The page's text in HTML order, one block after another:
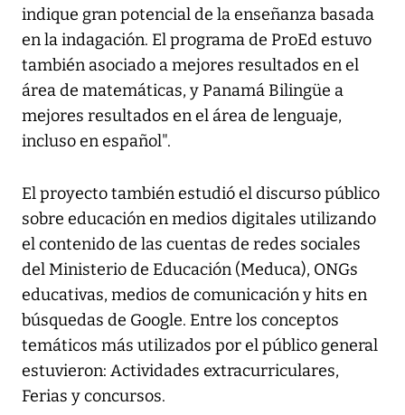
indique gran potencial de la enseñanza basada
en la indagación. El programa de ProEd estuvo
también asociado a mejores resultados en el
área de matemáticas, y Panamá Bilingüe a
mejores resultados en el área de lenguaje,
incluso en español".
El proyecto también estudió el discurso público
sobre educación en medios digitales utilizando
el contenido de las cuentas de redes sociales
del Ministerio de Educación (Meduca), ONGs
educativas, medios de comunicación y hits en
búsquedas de Google. Entre los conceptos
temáticos más utilizados por el público general
estuvieron: Actividades extracurriculares,
Ferias y concursos.